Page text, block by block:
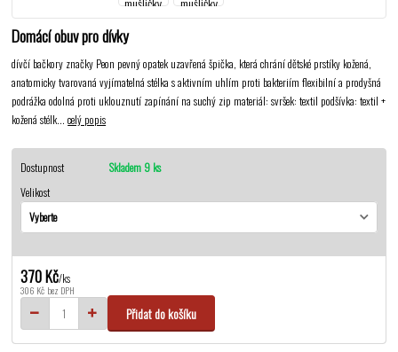
Domácí obuv pro dívky
dívčí bačkory značky Peon pevný opatek uzavřená špička, která chrání dětské prstíky kožená,
anatomicky tvarovaná vyjímatelná stélka s aktivním uhlím proti bakteriím flexibilní a prodyšná
podrážka odolná proti uklouznutí zapínání na suchý zip materiál: svršek: textil podšívka: textil +
kožená stélk...celý popis
Dostupnost
Skladem 9 ks
Velikost
370 Kč/ks
306 Kč bez DPH
Přidat do košíku